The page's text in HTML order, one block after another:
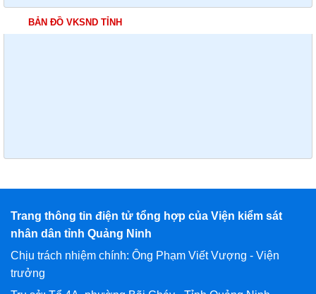
BẢN ĐỒ VKSND TỈNH
Trang thông tin điện tử tổng hợp của Viện kiểm sát
nhân dân tỉnh Quảng Ninh
Chịu trách nhiệm chính: Ông Phạm Viết Vượng - Viện
trưởng